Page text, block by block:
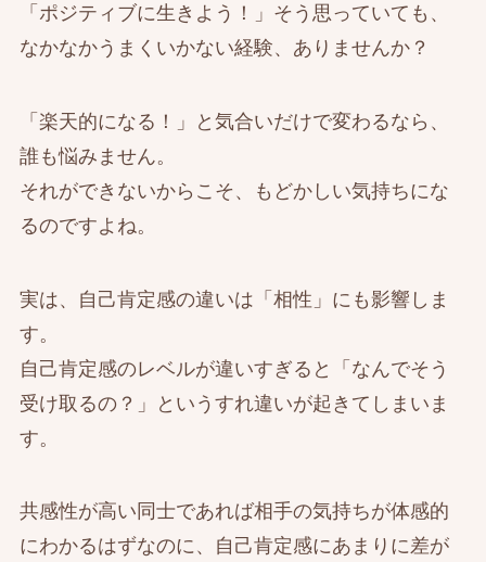
「ポジティブに生きよう！」そう思っていても、
なかなかうまくいかない経験、ありませんか？
「楽天的になる！」と気合いだけで変わるなら、
誰も悩みません。
それができないからこそ、もどかしい気持ちにな
るのですよね。
実は、自己肯定感の違いは「相性」にも影響しま
す。
自己肯定感のレベルが違いすぎると「なんでそう
受け取るの？」というすれ違いが起きてしまいま
す。
共感性が高い同士であれば相手の気持ちが体感的
にわかるはずなのに、自己肯定感にあまりに差が